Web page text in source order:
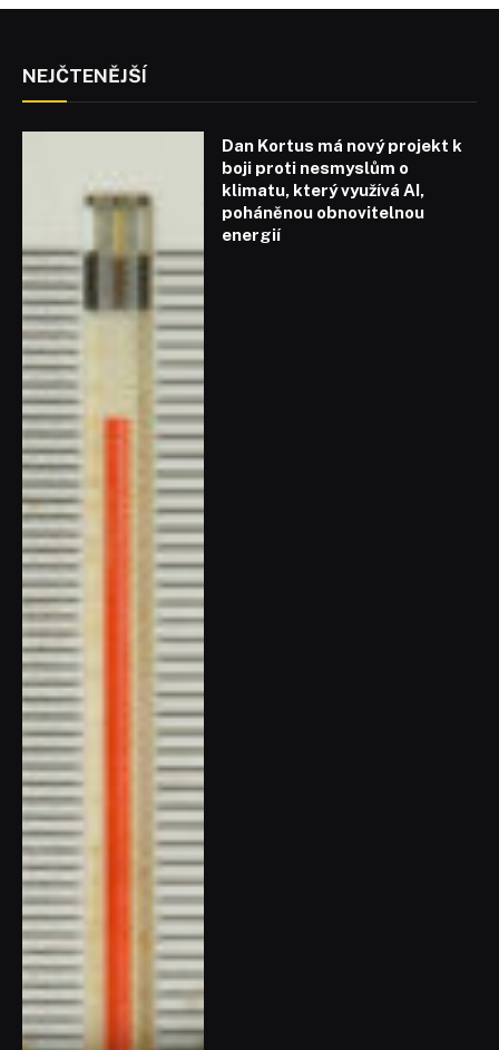
NEJČTENĚJŠÍ
Dan Kortus má nový projekt k
boji proti nesmyslům o
klimatu, který využívá AI,
poháněnou obnovitelnou
energií